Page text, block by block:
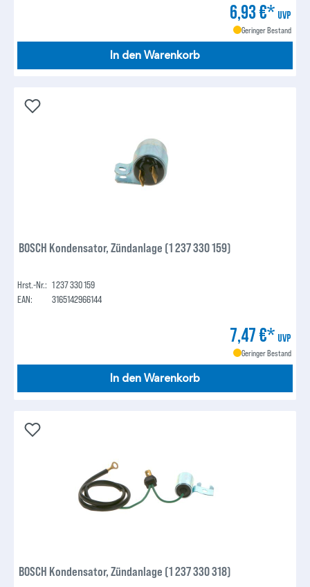
6,93 €* UVP
Geringer Bestand
In den Warenkorb
BOSCH Kondensator, Zündanlage (1 237 330 159)
Hrst.-Nr.: 1 237 330 159
EAN:
3165142966144
7,47 €* UVP
Geringer Bestand
In den Warenkorb
BOSCH Kondensator, Zündanlage (1 237 330 318)